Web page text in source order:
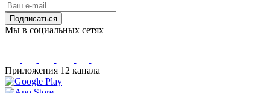
Подписаться
Мы в социальных сетях
Приложения 12 канала